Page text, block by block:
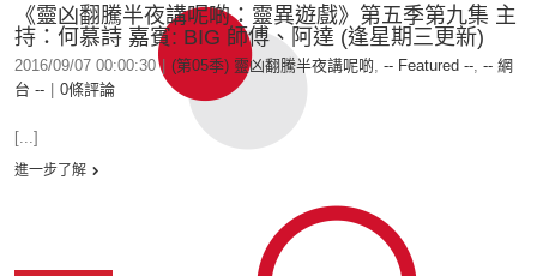
《靈凶翻騰半夜講呢啲：靈異遊戲》第五季第九集 主
持：何慕詩 嘉賓: BIG 師傅、阿達 (逢星期三更新)
2016/09/07 00:00:30 (第05季) 靈凶翻騰半夜講呢啲, -- Featured --, -- 網
台 --
0條評論
[...]
進一步了解